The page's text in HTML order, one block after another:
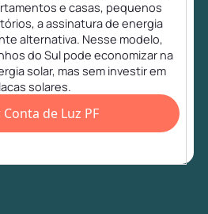
e casas, pequenos
a assinatura de energia
alternativa. Nesse modelo,
do Sul pode economizar na
solar, mas sem investir em
solares.
Conta de Luz PF